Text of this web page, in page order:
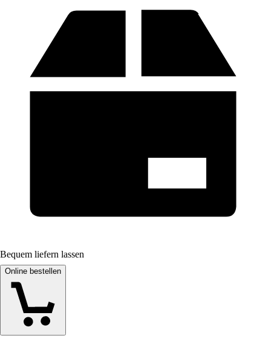
Bequem liefern lassen
Online bestellen